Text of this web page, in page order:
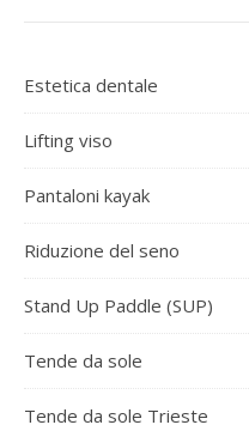
Estetica dentale
Lifting viso
Pantaloni kayak
Riduzione del seno
Stand Up Paddle (SUP)
Tende da sole
Tende da sole Trieste